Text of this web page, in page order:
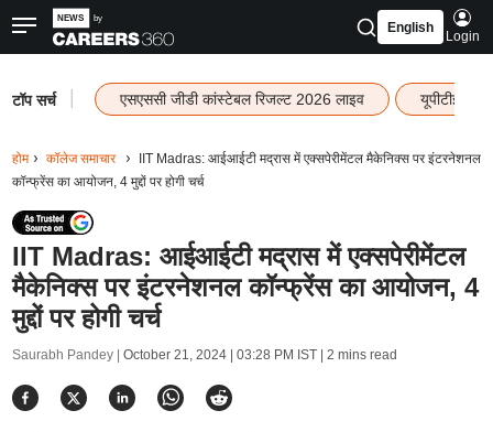
English
Login
टॉप सर्च एसएससी जीडी कांस्टेबल रिजल्ट 2026 लाइव यूपीटीईटी
होम कॉलेज समाचार
IIT Madras: आईआईटी मद्रास में एक्सपेरीमेंटल मैकेनिक्स पर इंटरनेशनल
कॉन्फ्रेंस का आयोजन, 4 मुद्दों पर होगी चर्च
IIT Madras: आईआईटी मद्रास में एक्सपेरीमेंटल
मैकेनिक्स पर इंटरनेशनल कॉन्फ्रेंस का आयोजन, 4
मुद्दों पर होगी चर्च
Saurabh Pandey | October 21, 2024 | 03:28 PM IST| 2 mins read